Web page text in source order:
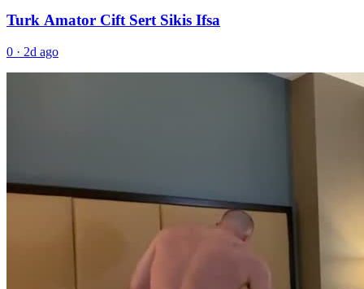
Turk Amator Cift Sert Sikis Ifsa
0 · 2d ago